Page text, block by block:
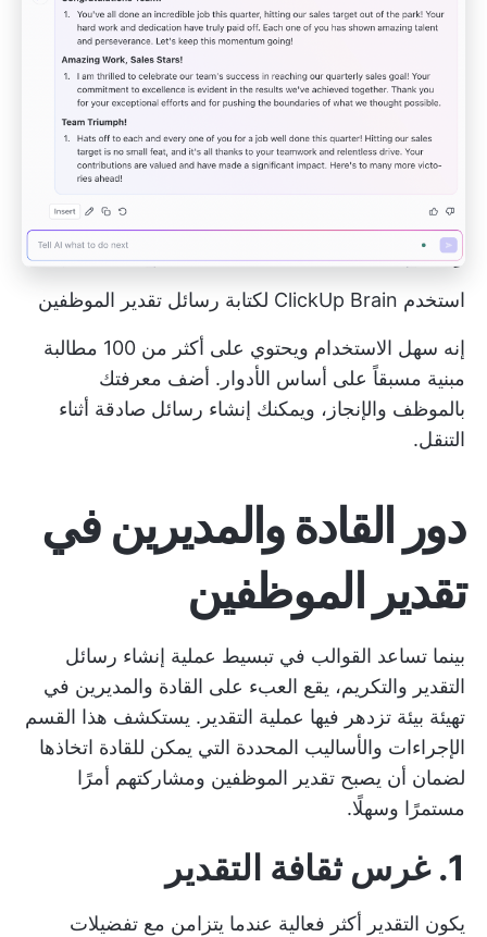
استخدم ClickUp Brain لكتابة رسائل تقدير الموظفين
إنه سهل الاستخدام ويحتوي على أكثر من 100 مطالبة
مبنية مسبقاً على أساس الأدوار. أضف معرفتك
بالموظف والإنجاز، ويمكنك إنشاء رسائل صادقة أثناء
التنقل.
دور القادة والمديرين في
تقدير الموظفين
بينما تساعد القوالب في تبسيط عملية إنشاء رسائل
التقدير والتكريم، يقع العبء على القادة والمديرين في
تهيئة بيئة تزدهر فيها عملية التقدير. يستكشف هذا القسم
الإجراءات والأساليب المحددة التي يمكن للقادة اتخاذها
لضمان أن يصبح تقدير الموظفين ومشاركتهم أمرًا
مستمرًا وسهلًا.
1. غرس ثقافة التقدير
يكون التقدير أكثر فعالية عندما يتزامن مع تفضيلات